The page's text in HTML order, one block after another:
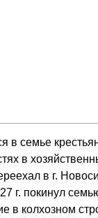
в семье
в
в г.
г. покинул
в колхозном